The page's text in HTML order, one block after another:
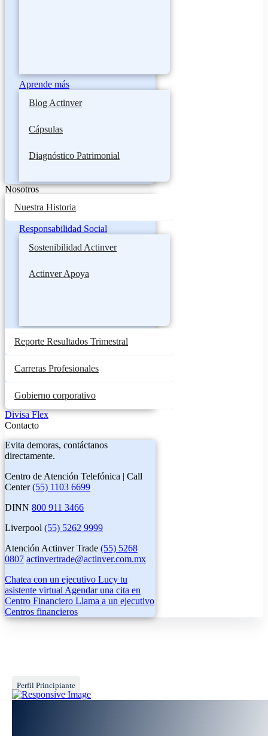
Aprende más
Blog Actinver
Cápsulas
Diagnóstico Patrimonial
Nosotros
Nuestra Historia
Responsabilidad Social
Sostenibilidad Actinver
Actinver Apoya
Reporte Resultados Trimestral
Carreras Profesionales
Gobierno corporativo
Divisa Flex
Contacto
Evita demoras, contáctanos
directamente.
Centro de Atención Telefónica | Call
Center(55) 1103 6699
DINN 800 911 3466
Liverpool (55) 5262 9999
Atención Actinver Trade (55) 5268
0807 actinvertrade@actinver.com.mx
Chatea con un ejecutivo Lucy tu
asistente virtual Agendar una cita en
Centro Financiero Llama a un ejecutivo
Centros financieros
Perfil Principiante